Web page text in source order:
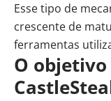
Esse tipo de
crescente de
ferramentas
O